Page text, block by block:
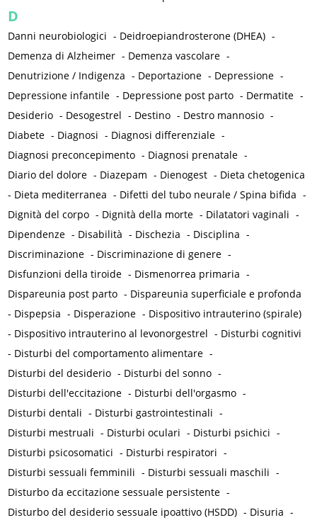
D
Danni neurobiologici - Deidroepiandrosterone (DHEA) -
Demenza di Alzheimer - Demenza vascolare -
Denutrizione / Indigenza - Deportazione - Depressione -
Depressione infantile - Depressione post parto - Dermatite -
Desiderio - Desogestrel - Destino - Destro mannosio -
Diabete - Diagnosi - Diagnosi differenziale -
Diagnosi preconcepimento - Diagnosi prenatale -
Diario del dolore - Diazepam - Dienogest - Dieta chetogenica
- Dieta mediterranea - Difetti del tubo neurale / Spina bifida -
Dignità del corpo - Dignità della morte - Dilatatori vaginali -
Dipendenze - Disabilità - Dischezia - Disciplina -
Discriminazione - Discriminazione di genere -
Disfunzioni della tiroide - Dismenorrea primaria -
Dispareunia post parto - Dispareunia superficiale e profonda
- Dispepsia - Disperazione - Dispositivo intrauterino (spirale)
- Dispositivo intrauterino al levonorgestrel - Disturbi cognitivi
- Disturbi del comportamento alimentare -
Disturbi del desiderio - Disturbi del sonno -
Disturbi dell'eccitazione - Disturbi dell'orgasmo -
Disturbi dentali - Disturbi gastrointestinali -
Disturbi mestruali - Disturbi oculari - Disturbi psichici -
Disturbi psicosomatici - Disturbi respiratori -
Disturbi sessuali femminili - Disturbi sessuali maschili -
Disturbo da eccitazione sessuale persistente -
Disturbo del desiderio sessuale ipoattivo (HSDD) - Disuria -